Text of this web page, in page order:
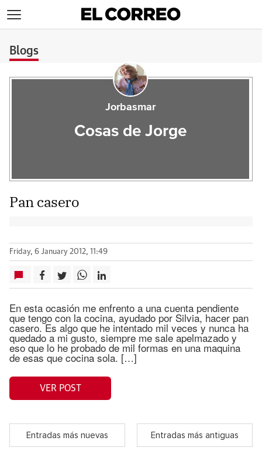
Blogs
Jorbasmar
Cosas de Jorge
Pan casero
Friday, 6 January 2012, 11:49
En esta ocasión me enfrento a una cuenta pendiente
que tengo con la cocina, ayudado por Silvia, hacer pan
casero. Es algo que he intentado mil veces y nunca ha
quedado a mi gusto, siempre me sale apelmazado y
eso que lo he probado de mil formas en una maquina
de esas que cocina sola. […]
VER POST
Entradas más nuevas Entradas más antiguas